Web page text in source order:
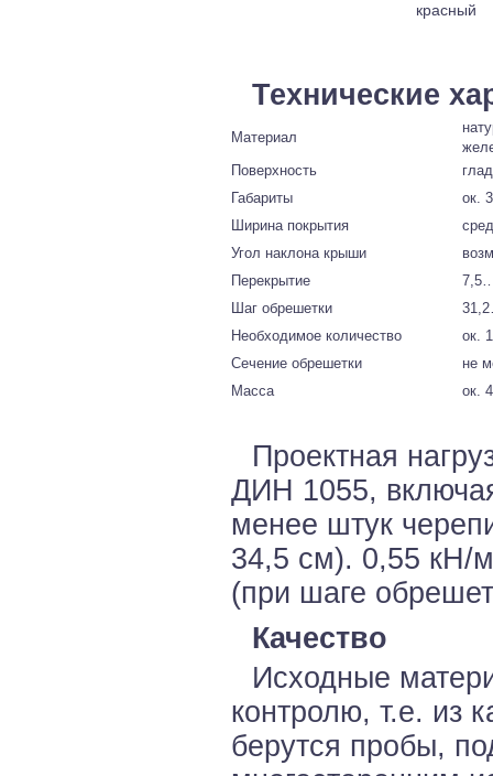
красный
Технические
Материал
Поверхность
Габариты
ок.
Ширина покрытия
Угол наклона крыши
Перекрытие
Шаг обрешетки
Необходимое количество
ок.
Сечение обрешетки
не
Масса
ок.
Проектная
ДИН 1055,
менее штук
34,5 см). 0,55 кН/
(при шаге
Качество
Исходные
контролю, т.е. из
берутся пробы,